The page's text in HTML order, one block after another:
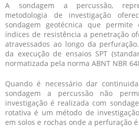
A sondagem a percussão,
metodologia de investigação
sondagem geotécnica que permite
índices de resistência a penetração
atravessados ao longo da
da execução de ensaios SPT
normatizada pela norma ABNT NBR
Quando é necessário dar
sondagem a percussão não
investigação é realizada com
rotativa é um método de
em solos e rochas onde a perfuração